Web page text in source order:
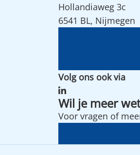
Hollandiaweg 3c
6541 BL, Nijmegen
Volg ons ook via
Wil je meer
Voor vragen of